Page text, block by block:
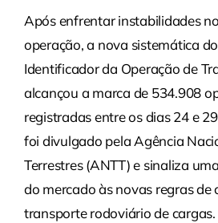
Após enfrentar instabilidades
operação, a nova sistemática
Identificador da Operação de
alcançou a marca de 534.908
registradas entre os dias 24 e
foi divulgado pela Agência
Terrestres (ANTT) e sinaliza
do mercado às novas regras de
transporte rodoviário de cargas.